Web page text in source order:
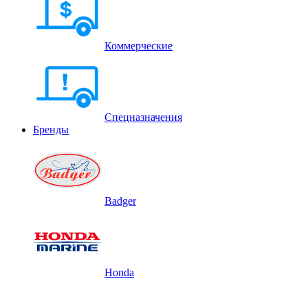
Коммерческие
Спецназначения
Бренды
Badger
Honda